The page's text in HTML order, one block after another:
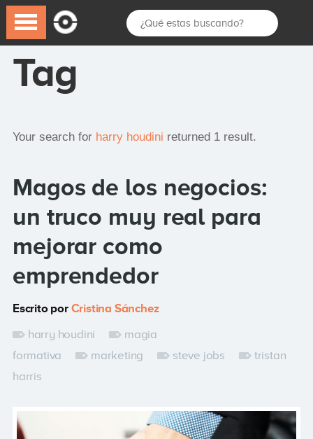
Tag
Your search for harry houdini returned 1 result.
Magos de los negocios:
un truco muy real para
mejorar como
emprendedor
Escrito por Cristina Sánchez
harry houdini
magia
formativa
marketing steve jobs
tristan
harris